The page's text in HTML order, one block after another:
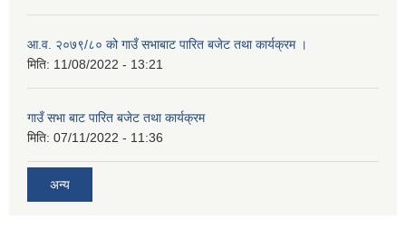
आ.व. २०७९/८० को गाउँ सभाबाट पारित बजेट तथा कार्यक्रम ।
मिति: 11/08/2022 - 13:21
गाउँ सभा बाट पारित बजेट तथा कार्यक्रम
मिति: 07/11/2022 - 11:36
अन्य